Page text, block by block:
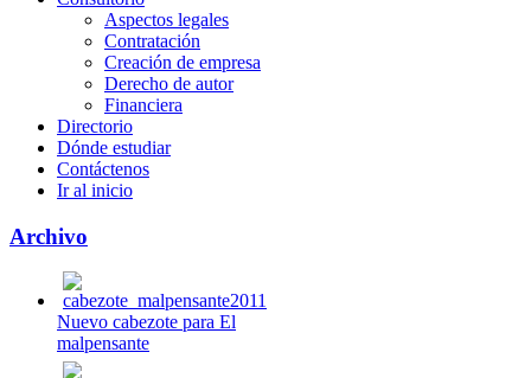
Aspectos legales
Contratación
Creación de empresa
Derecho de autor
Financiera
Directorio
Dónde estudiar
Contáctenos
Ir al inicio
Archivo
Nuevo cabezote para El
malpensante